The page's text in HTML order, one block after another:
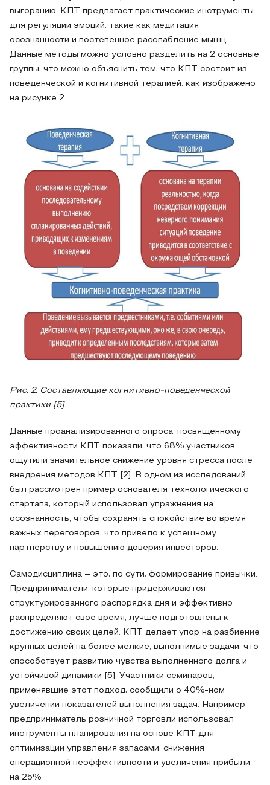
выгоранию. КПТ предлагает практические инструменты
для регуляции эмоций, такие как медитация
осознанности и постепенное расслабление мышц.
Данные методы можно условно разделить на 2 основные
группы, что можно объяснить тем, что КПТ состоит из
поведенческой и когнитивной терапией, как изображено
на рисунке 2.
Рис. 2. Составляющие когнитивно-поведенческой
практики [5]
Данные проанализированного опроса, посвящённому
эффективности КПТ показали, что 68% участников
ощутили значительное снижение уровня стресса после
внедрения методов КПТ [2]. В одном из исследований
был рассмотрен пример основателя технологического
стартапа, который использовал упражнения на
осознанность, чтобы сохранять спокойствие во время
важных переговоров, что привело к успешному
партнерству и повышению доверия инвесторов.
Самодисциплина – это, по сути, формирование привычки.
Предприниматели, которые придерживаются
структурированного распорядка дня и эффективно
распределяют свое время, лучше подготовлены к
достижению своих целей. КПТ делает упор на разбиение
крупных целей на более мелкие, выполнимые задачи, что
способствует развитию чувства выполненного долга и
устойчивой динамики [5]. Участники семинаров,
применявшие этот подход, сообщили о 40%-ном
увеличении показателей выполнения задач. Например,
предприниматель розничной торговли использовал
инструменты планирования на основе КПТ для
оптимизации управления запасами, снижения
операционной неэффективности и увеличения прибыли
на 25%.